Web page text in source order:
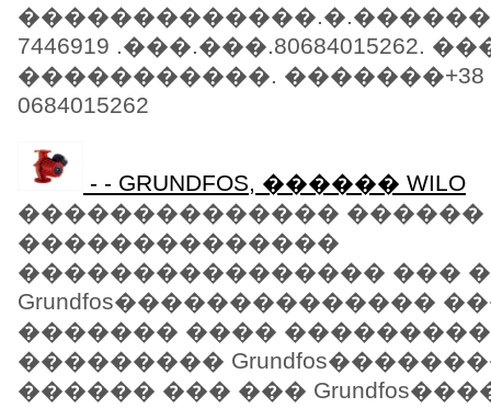
7446919 .���.���.80684015262.
�����������. �������+38
0684015262
- - GRUNDFOS, ������ WILO
�������������� ������
��������������
���������������� ���
Grundfos��������������
������� ����
���������
������ ��� ���